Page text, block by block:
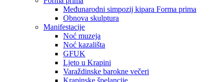
Međunarodni simpozij kipara Forma prima
Obnova skulptura
Manifestacije
Noć muzeja
Noć kazališta
GFUK
Ljeto u Krapini
Varaždinske barokne večeri
Krapinske špelancije